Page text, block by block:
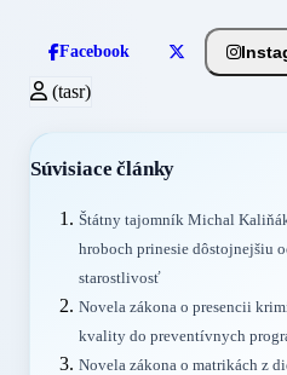
Facebook
(tasr)
Súvisiace články
Štátny tajomník Michal
hroboch prinesie dôstojnejšiu
starostlivosť
Novela zákona o presencii
kvality do preventívnych
Novela zákona o matrikách z